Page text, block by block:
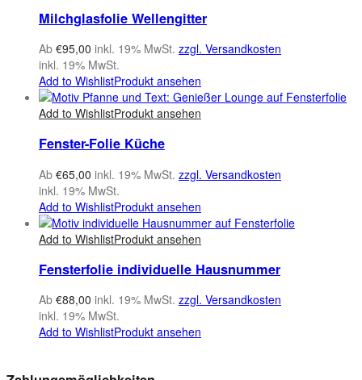
Milchglasfolie Wellengitter
Ab €95,00 inkl. 19% MwSt. zzgl. Versandkosten
inkl. 19% MwSt.
Add to WishlistProdukt ansehen
Add to WishlistProdukt ansehen
Fenster-Folie Küche
Ab €65,00 inkl. 19% MwSt. zzgl. Versandkosten
inkl. 19% MwSt.
Add to WishlistProdukt ansehen
Add to WishlistProdukt ansehen
Fensterfolie individuelle Hausnummer
Ab €88,00 inkl. 19% MwSt. zzgl. Versandkosten
inkl. 19% MwSt.
Add to WishlistProdukt ansehen